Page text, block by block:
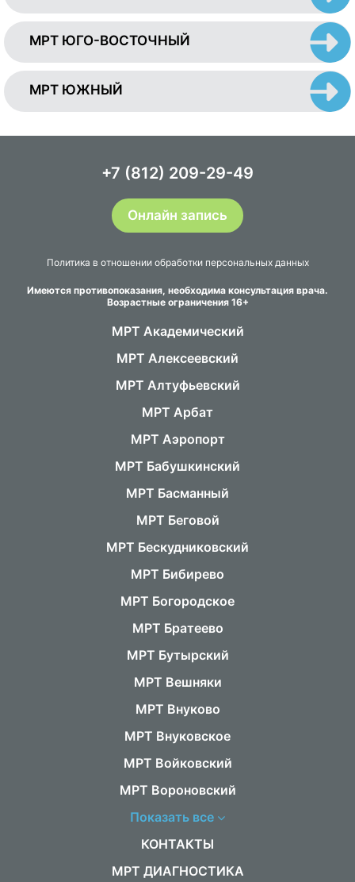
МРТ ЮГО-ВОСТОЧНЫЙ
МРТ ЮЖНЫЙ
+7 (812) 209-29-49
Онлайн запись
Политика в отношении обработки персональных данных
Имеются противопоказания, необходима консультация врача.
Возрастные ограничения 16+
МРТ Академический
МРТ Алексеевский
МРТ Алтуфьевский
МРТ Арбат
МРТ Аэропорт
МРТ Бабушкинский
МРТ Басманный
МРТ Беговой
МРТ Бескудниковский
МРТ Бибирево
МРТ Богородское
МРТ Братеево
МРТ Бутырский
МРТ Вешняки
МРТ Внуково
МРТ Внуковское
МРТ Войковский
МРТ Вороновский
Показать все
КОНТАКТЫ
МРТ ДИАГНОСТИКА